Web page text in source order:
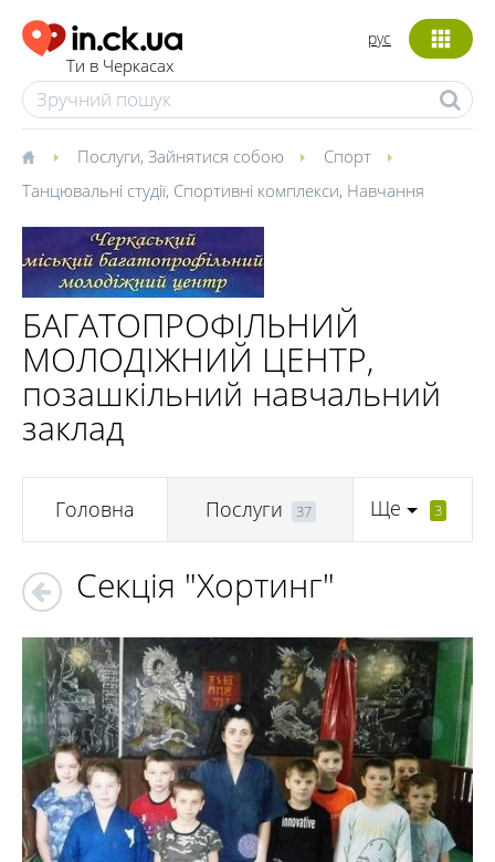
Ти в Черкасах
рус
Послуги, Зайнятися собою
Спорт
Танцювальні студії, Спортивні комплекси, Навчання
БАГАТОПРОФІЛЬНИЙ
МОЛОДІЖНИЙ ЦЕНТР,
позашкільний навчальний
заклад
Головна Послуги 37 Ще 3
Секція "Хортинг"